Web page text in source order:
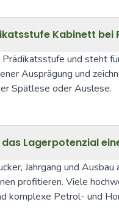
Kabinett bei
und steht
Ausprägung und
Spätlese oder Auslese.
Lagerpotenzial
Jahrgang und
profitieren. Viele
komplexe Petrol- und